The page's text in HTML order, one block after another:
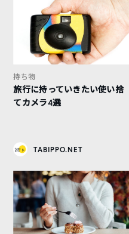
持ち物
旅行に持っていきたい使い捨
てカメラ4選
TABIPPO.NET